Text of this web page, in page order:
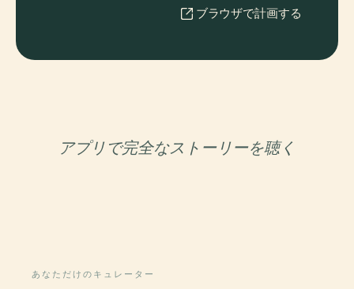
ブラウザで計画する
アプリで完全なストーリーを聴く
あなただけのキュレーター